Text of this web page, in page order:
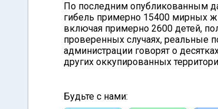
По последним опубликованным
гибель примерно 15400 мирных
включая примерно 2600 детей,
проверенных случаях, реальные
администрации говорят о
других оккупированных
Будьте с нами: